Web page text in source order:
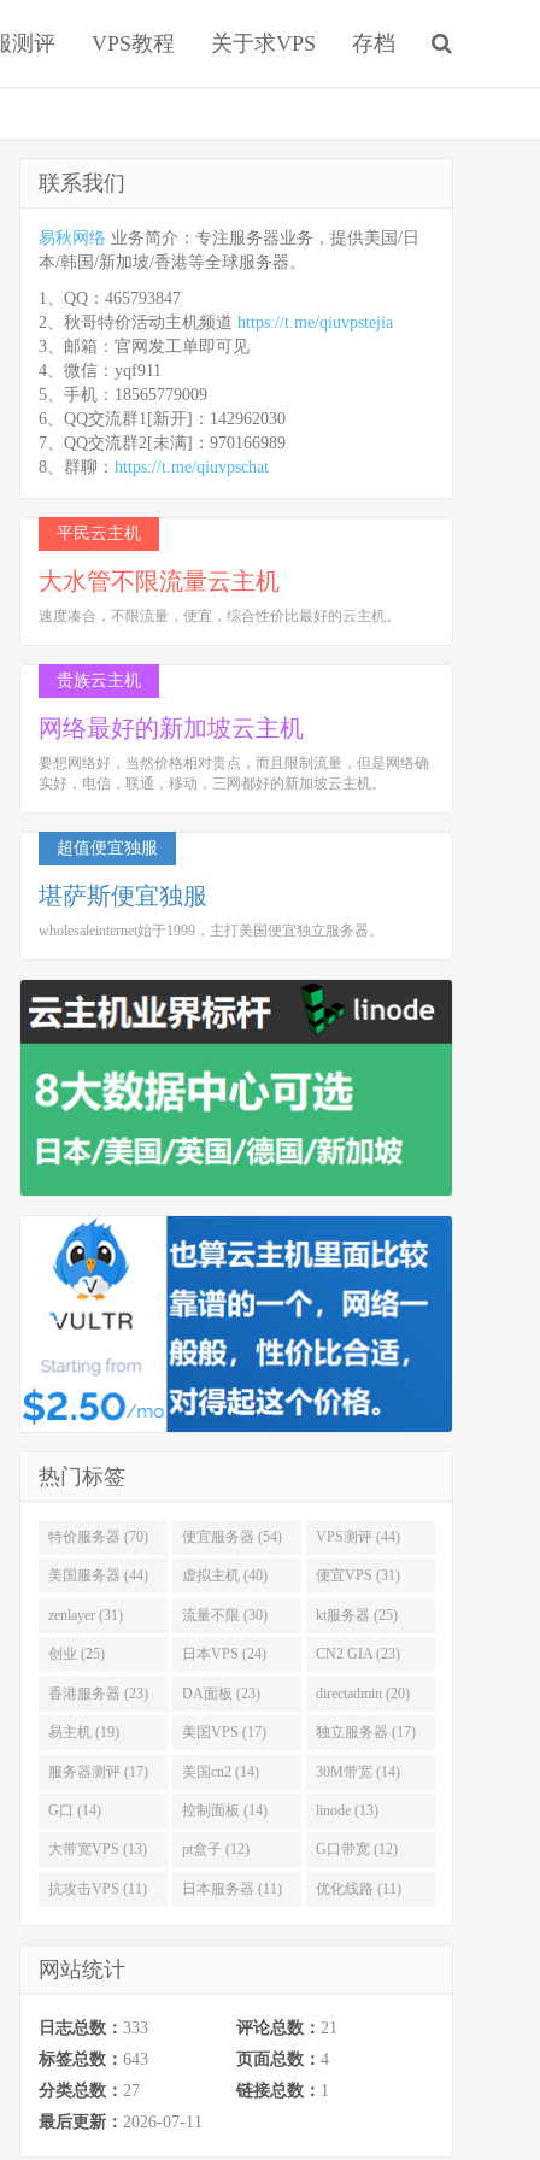
测评 VPS教程 关于求VPS 存档
联系我们
易秋网络 业务简介：专注服务器业务，提供美国/日
本/韩国/新加坡/香港等全球服务器。
1、QQ：465793847
2、秋哥特价活动主机频道 https://t.me/qiuvpstejia
3、邮箱：官网发工单即可见
4、微信：yqf911
5、手机：18565779009
6、QQ交流群1[新开]：142962030
7、QQ交流群2[未满]：970166989
8、群聊： https://t.me/qiuvpschat
平民云主机
大水管不限流量云主机
速度凑合，不限流量，便宜，综合性价比最好的云主机。
贵族云主机
网络最好的新加坡云主机
要想网络好，当然价格相对贵点，而且限制流量，但是网络确
实好，电信，联通，移动，三网都好的新加坡云主机。
超值便宜独服
堪萨斯便宜独服
wholesaleinternet始于1999，主打美国便宜独立服务器。
热门标签
特价服务器 (70) 便宜服务器 (54) VPS测评 (44)
美国服务器 (44) 虚拟主机 (40) 便宜VPS (31)
zenlayer (31) 流量不限 (30) kt服务器 (25)
创业 (25) 日本VPS (24) CN2 GIA (23)
香港服务器 (23) DA面板 (23) directadmin (20)
易主机 (19) 美国VPS (17) 独立服务器 (17)
服务器测评 (17) 美国cn2 (14) 30M带宽 (14)
G口 (14) 控制面板 (14) linode (13)
大带宽VPS (13) pt盒子 (12) G口带宽 (12)
抗攻击VPS (11) 日本服务器 (11) 优化线路 (11)
网站统计
日志总数： 333 评论总数： 21
标签总数： 643 页面总数： 4
分类总数： 27 链接总数： 1
最后更新： 2026-07-11